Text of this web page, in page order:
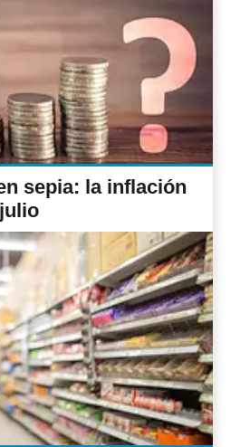
sepia: la inflación